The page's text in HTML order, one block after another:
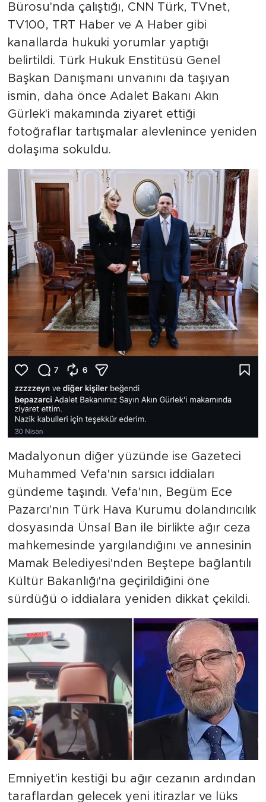
Bürosu'nda çalıştığı, CNN Türk, TVnet,
TV100, TRT Haber ve A Haber gibi
kanallarda hukuki yorumlar yaptığı
belirtildi. Türk Hukuk Enstitüsü Genel
Başkan Danışmanı unvanını da taşıyan
ismin, daha önce Adalet Bakanı Akın
Gürlek'i makamında ziyaret ettiği
fotoğraflar tartışmalar alevlenince yeniden
dolaşıma sokuldu.
Madalyonun diğer yüzünde ise Gazeteci
Muhammed Vefa'nın sarsıcı iddiaları
gündeme taşındı. Vefa'nın, Begüm Ece
Pazarcı'nın Türk Hava Kurumu dolandırıcılık
dosyasında Ünsal Ban ile birlikte ağır ceza
mahkemesinde yargılandığını ve annesinin
Mamak Belediyesi'nden Beştepe bağlantılı
Kültür Bakanlığı'na geçirildiğini öne
sürdüğü o iddialara yeniden dikkat çekildi.
Emniyet'in kestiği bu ağır cezanın ardından
taraflardan gelecek yeni itirazlar ve lüks